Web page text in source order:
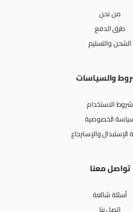
من نحن
طرق الدفع
الشحن والتسليم
والسياسات
شروط الاستخدام
الخصوصية
والإسترجاع
تواصل معنا
أسئلة شائعة
اتصل بنا